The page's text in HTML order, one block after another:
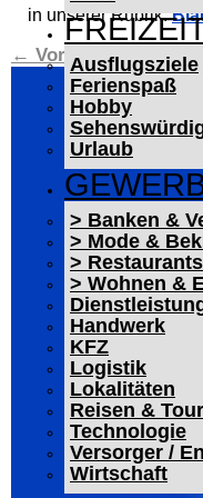
Ausflugsziele
Ferienspaß
Hobby
Urlaub
> Banken &
> Mode &
> Restaurants
> Wohnen &
Handwerk
KFZ
Logistik
Lokalitäten
Reisen &
Technologie
Versorger /
Wirtschaft
in unserer Rubrik:
← Vorheriger Beitrag